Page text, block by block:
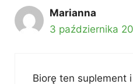
Marianna
3 października
Biorę ten suplement